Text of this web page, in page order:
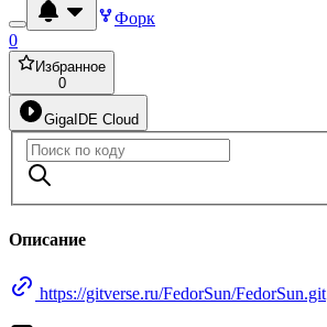
Форк
0
Избранное
0
GigaIDE Cloud
Описание
https://gitverse.ru/FedorSun/FedorSun.git